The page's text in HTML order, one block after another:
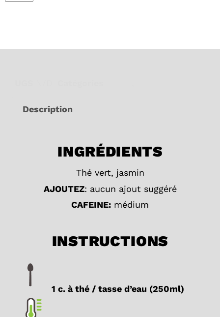
Description
INGRÉDIENTS
Thé vert, jasmin
AJOUTEZ: aucun ajout suggéré
CAFEINE: médium
INSTRUCTIONS
1 c. à thé / tasse d’eau (250ml)